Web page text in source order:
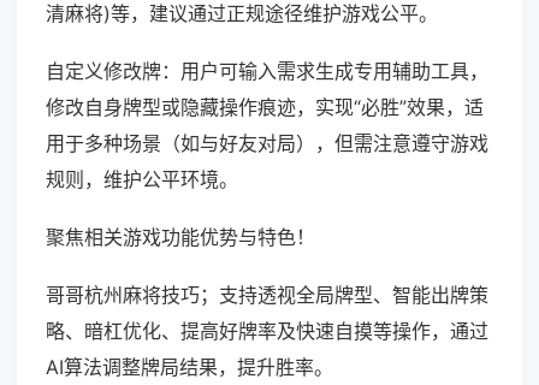
清麻将)等，建议通过正规途径维护游戏公平。
自定义修改牌：用户可输入需求生成专用辅助工具，
修改自身牌型或隐藏操作痕迹，实现“必胜”效果，适
用于多种场景（如与好友对局），但需注意遵守游戏
规则，维护公平环境。
聚焦相关游戏功能优势与特色！
哥哥杭州麻将技巧；支持透视全局牌型、智能出牌策
略、暗杠优化、提高好牌率及快速自摸等操作，通过
AI算法调整牌局结果，提升胜率。